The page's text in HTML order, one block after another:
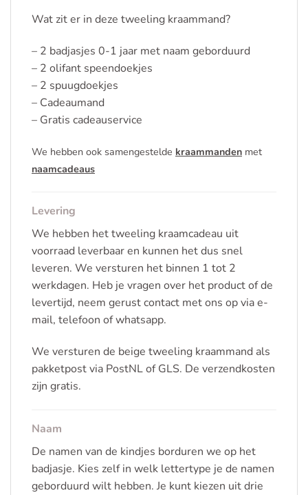
Wat zit er in deze tweeling kraammand?
– 2 badjasjes 0-1 jaar met naam geborduurd
– 2 olifant speendoekjes
– 2 spuugdoekjes
– Cadeaumand
– Gratis cadeauservice
We hebben ook samengestelde kraammanden met
naamcadeaus
Levering
We hebben het tweeling kraamcadeau uit
voorraad leverbaar en kunnen het dus snel
leveren. We versturen het binnen 1 tot 2
werkdagen. Heb je vragen over het product of de
levertijd, neem gerust contact met ons op via e-
mail, telefoon of whatsapp.
We versturen de beige tweeling kraammand als
pakketpost via PostNL of GLS. De verzendkosten
zijn gratis.
Naam
De namen van de kindjes borduren we op het
badjasje. Kies zelf in welk lettertype je de namen
geborduurd wilt hebben. Je kunt kiezen uit drie